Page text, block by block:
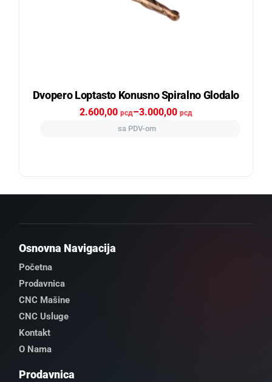
Dvopero Loptasto Konusno Spiralno Glodalo
2.600,00 рсд–3.000,00 рсд
sa PDV-om
Osnovna Navigacija
Početna
Prodavnica
CNC Mašine
CNC Usluge
Kontakt
O Nama
Prodavnica